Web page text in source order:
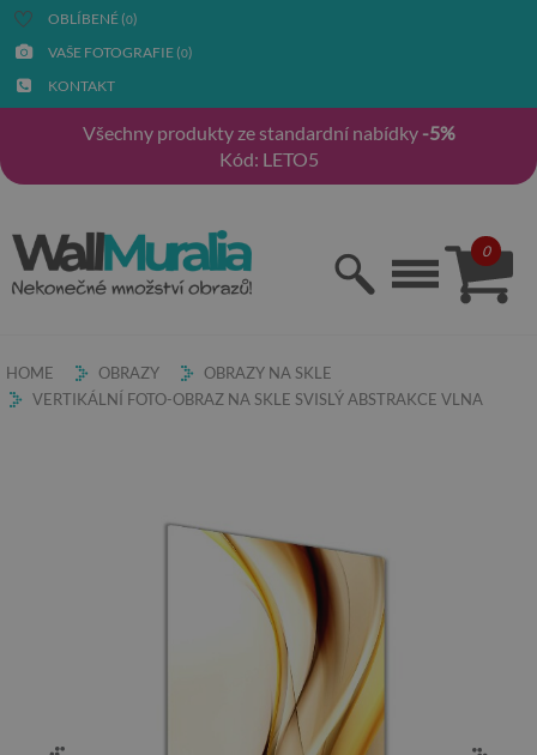
OBLÍBENÉ (0)
VAŠE FOTOGRAFIE (0)
KONTAKT
Všechny produkty ze standardní nabídky -5%
Kód: LETO5
0
HOME OBRAZY
OBRAZY NA SKLE
VERTIKÁLNÍ FOTO-OBRAZ NA SKLE SVISLÝ ABSTRAKCE VLNA